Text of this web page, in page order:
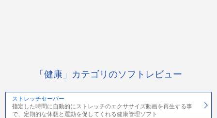
「健康」カテゴリのソフトレビュー
ストレッチセーバー
指定した時間に自動的にストレッチのエクササイズ動画を再生する事
で、定期的な休憩と運動を促してくれる健康管理ソフト